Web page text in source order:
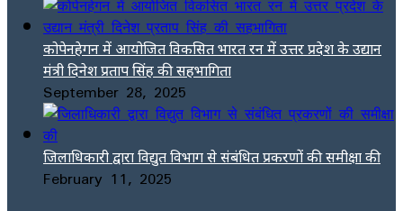
कोपेनहेगन में आयोजित विकसित भारत रन में उत्तर प्रदेश के उद्यान
मंत्री दिनेश प्रताप सिंह की सहभागिता
September 28, 2025
जिलाधिकारी द्वारा विद्युत विभाग से संबंधित प्रकरणों की समीक्षा की
February 11, 2025